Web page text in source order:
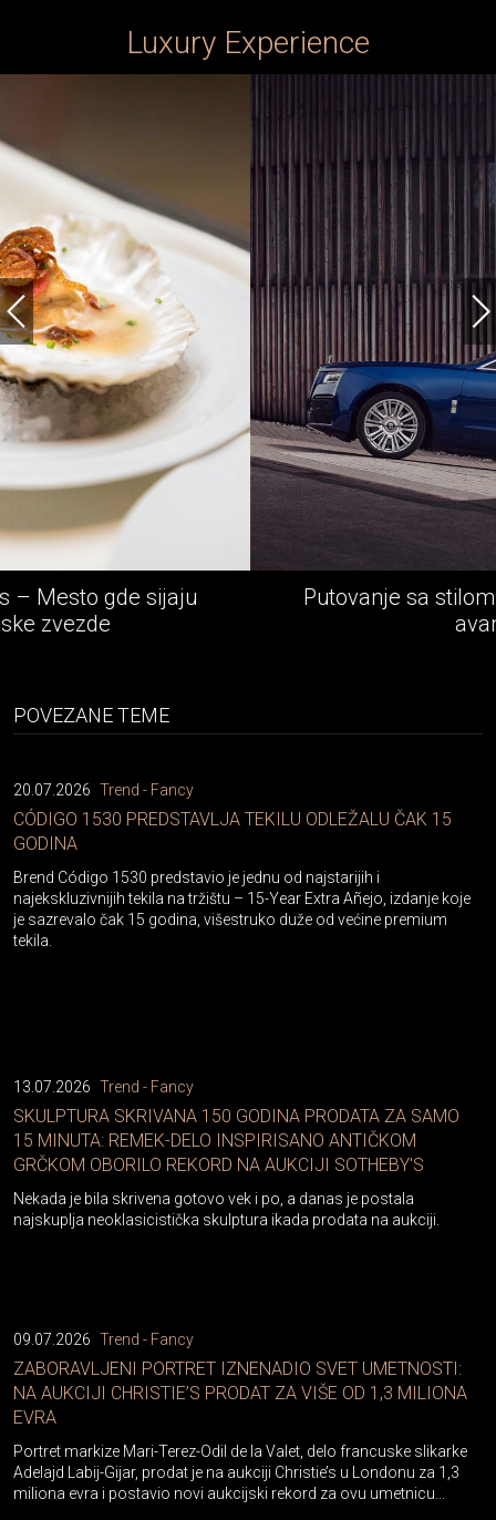
Luxury Experience
Putovanje sa stilom - Rolls-Royce epska
POVEZANE TEME
20.07.2026 Trend - Fancy
CÓDIGO 1530 PREDSTAVLJA TEKILU ODLEŽALU ČAK 15
GODINA
Brend Código 1530 predstavio je jednu od najstarijih i
najekskluzivnijih tekila na tržištu – 15-Year Extra Añejo, izdanje koje
je sazrevalo čak 15 godina, višestruko duže od većine premium
tekila.
13.07.2026 Trend - Fancy
SKULPTURA SKRIVANA 150 GODINA PRODATA ZA SAMO
15 MINUTA: REMEK-DELO INSPIRISANO ANTIČKOM
GRČKOM OBORILO REKORD NA AUKCIJI SOTHEBY'S
Nekada je bila skrivena gotovo vek i po, a danas je postala
najskuplja neoklasicistička skulptura ikada prodata na aukciji.
09.07.2026 Trend - Fancy
ZABORAVLJENI PORTRET IZNENADIO SVET UMETNOSTI:
NA AUKCIJI CHRISTIE’S PRODAT ZA VIŠE OD 1,3 MILIONA
EVRA
Portret markize Mari-Terez-Odil de la Valet, delo francuske slikarke
Adelajd Labij-Gijar, prodat je na aukciji Christie’s u Londonu za 1,3
miliona evra i postavio novi aukcijski rekord za ovu umetnicu...